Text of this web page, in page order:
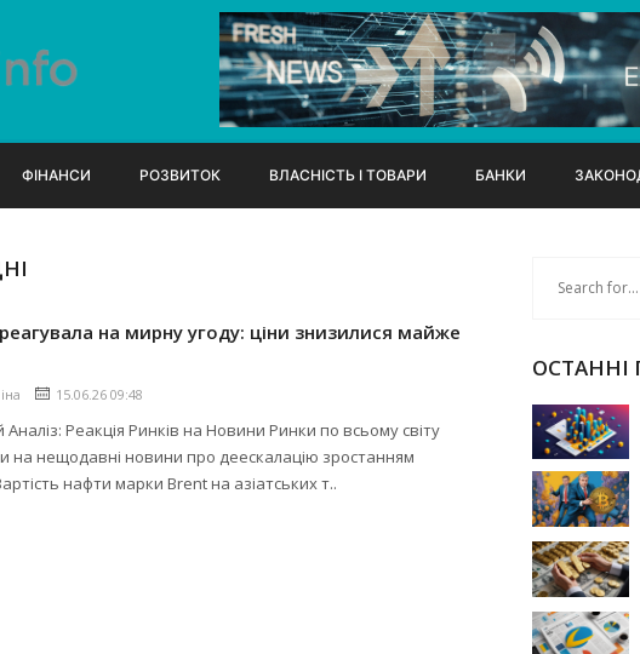
ФІНАНСИ РОЗВИТОК ВЛАСНІСТЬ І ТОВАРИ БАНКИ
на мирну угоду: ціни знизилися майже
15.06.26 09:48
Аналіз: Реакція Ринків на Новини Ринки по всьому світу
на нещодавні новини про деескалацію зростанням
нафти марки Brent на азіатських т..
ОСТАННІ